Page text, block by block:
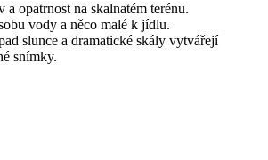
a opatrnost na skalnatém terénu.
vody a něco malé k jídlu.
slunce a dramatické skály vytvářejí
snímky.